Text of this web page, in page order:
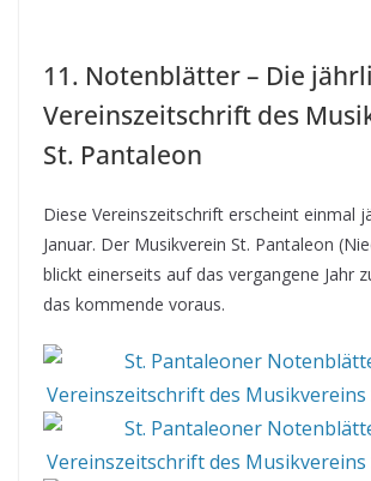
11. Notenblätter – Die
Vereinszeitschrift des
St. Pantaleon
Diese Vereinszeitschrift erscheint einmal
Januar. Der Musikverein St. Pantaleon
blickt einerseits auf das vergangene Jahr
das kommende voraus.